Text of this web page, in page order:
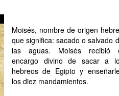
Moisés, nombre de origen
que significa: sacado o salvado
las aguas. Moisés recibió
encargo divino de sacar a
hebreos de Egipto y
los diez mandamientos.